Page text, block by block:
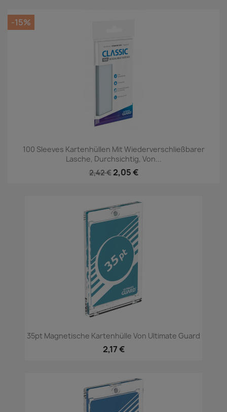
100 Sleeves Kartenhüllen Mit Wiederverschließbarer
Lasche, Durchsichtig, Von...
2,42 € 2,05 €
-15%
35pt Magnetische Kartenhülle Von Ultimate Guard
2,17 €